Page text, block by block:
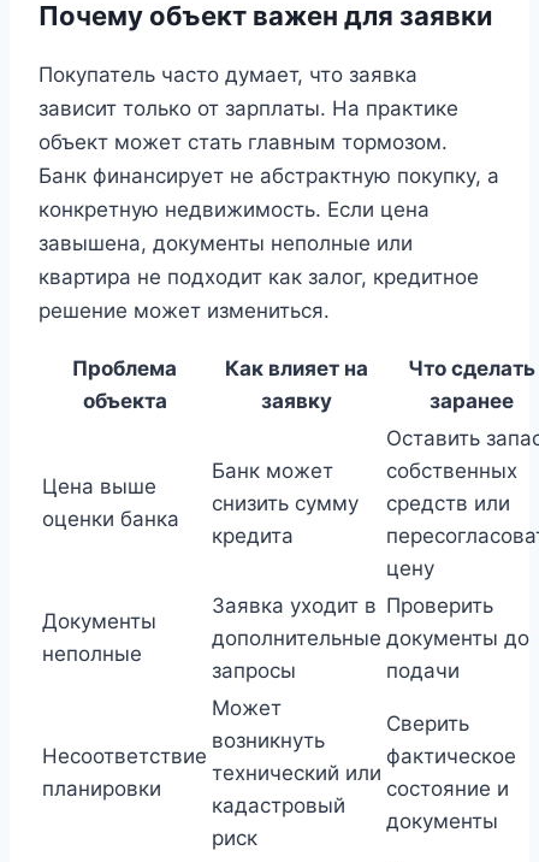
Почему объект важен для заявки
Покупатель часто думает, что заявка
зависит только от зарплаты. На практике
объект может стать главным тормозом.
Банк финансирует не абстрактную покупку, а
конкретную недвижимость. Если цена
завышена, документы неполные или
квартира не подходит как залог, кредитное
решение может измениться.
Проблема
объекта
Как влияет на
заявку
Что сделать
заранее
Цена выше
оценки банка
Банк может
снизить сумму
кредита
Оставить
собственных
средств или
цену
Документы
неполные
Заявка уходит в
дополнительные
запросы
Проверить
документы до
подачи
Несоответствие
планировки
Может
возникнуть
технический или
кадастровый
риск
Сверить
фактическое
состояние и
документы